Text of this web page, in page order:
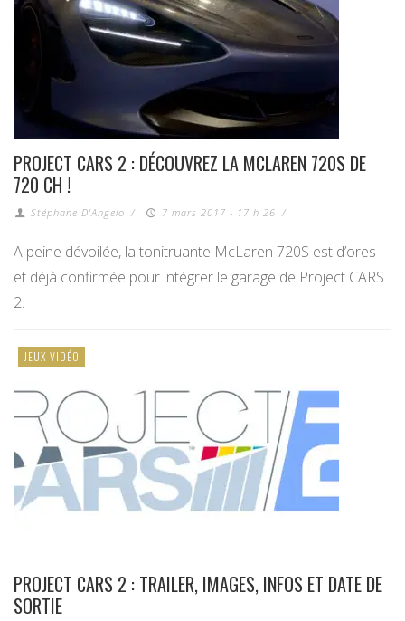
PROJECT CARS 2 : DÉCOUVREZ LA MCLAREN 720S DE
720 CH !
Stéphane D'Angelo / 7 mars 2017 - 17 h 26 /
A peine dévoilée, la tonitruante McLaren 720S est d’ores
et déjà confirmée pour intégrer le garage de Project CARS
2.
JEUX VIDÉO
PROJECT CARS 2 : TRAILER, IMAGES, INFOS ET DATE DE
SORTIE